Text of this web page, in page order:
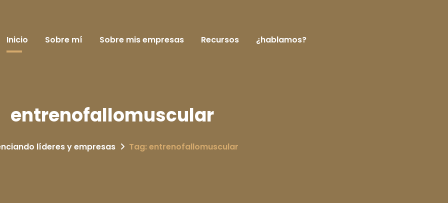
Inicio Sobre mí Sobre mis empresas Recursos ¿hablamos?
entrenofallomuscular
líderes y empresas Tag: entrenofallomuscular